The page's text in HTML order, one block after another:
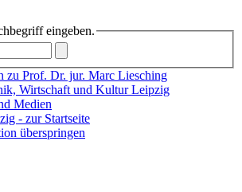
eingeben.
zu Prof. Dr. jur. Marc Liesching
Wirtschaft und Kultur Leipzig
Medien
überspringen